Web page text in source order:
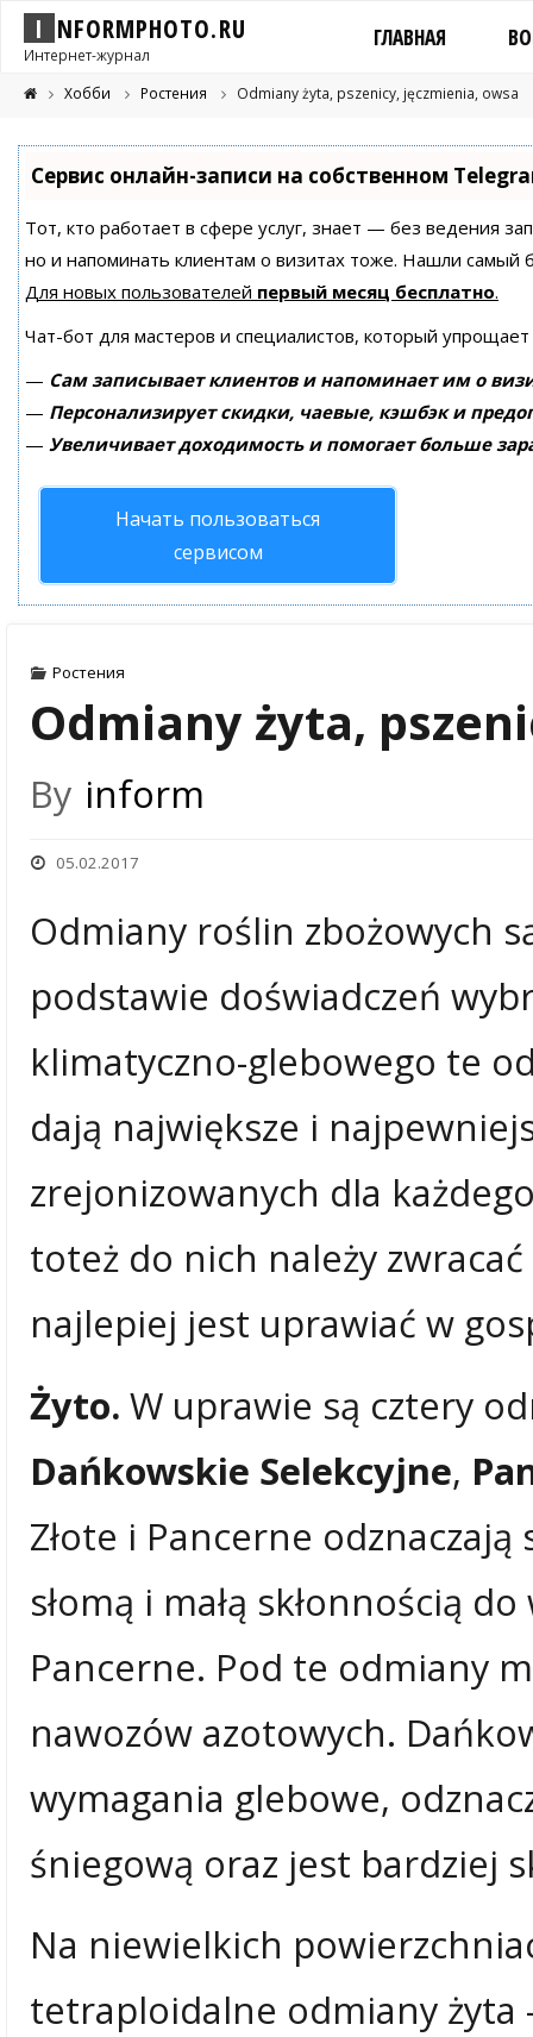
I NFORMPHOTO.RU
Интернет-журнал
ГЛАВНАЯ
Хобби Ростения Odmiany żyta, pszenicy, jęczmienia, owsa
Сервис онлайн-записи на собственном
Тот, кто работает в сфере услуг, знает — без ведения
но и напоминать клиентам о визитах тоже. Нашли
Для новых пользователей первый месяц бесплатно.
Чат-бот для мастеров и специалистов, который
— Сам записывает клиентов и напоминает им о
— Персонализирует скидки, чаевые, кэшбэк и
— Увеличивает доходимость и помогает больше
Начать пользоваться
сервисом
Ростения
Odmiany żyta,
By inform
05.02.2017
Odmiany roślin zbożowych
podstawie doświadczeń
klimatyczno-glebowego te
dają największe i
zrejonizowanych dla
toteż do nich należy
najlepiej jest uprawiać w
Żyto. W uprawie są cztery
Dańkowskie Selekcyjne,
Złote i Pancerne
słomą i małą skłonnością
Pancerne. Pod te odmiany
nawozów azotowych.
wymagania glebowe,
śniegową oraz jest bardziej
Na niewielkich
tetraploidalne odmiany